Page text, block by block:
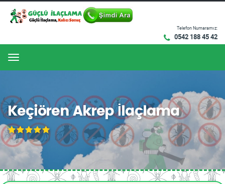
Telefon Numaramız:
0542 188 45 42
Menu
Keçiören Akrep İlaçlama